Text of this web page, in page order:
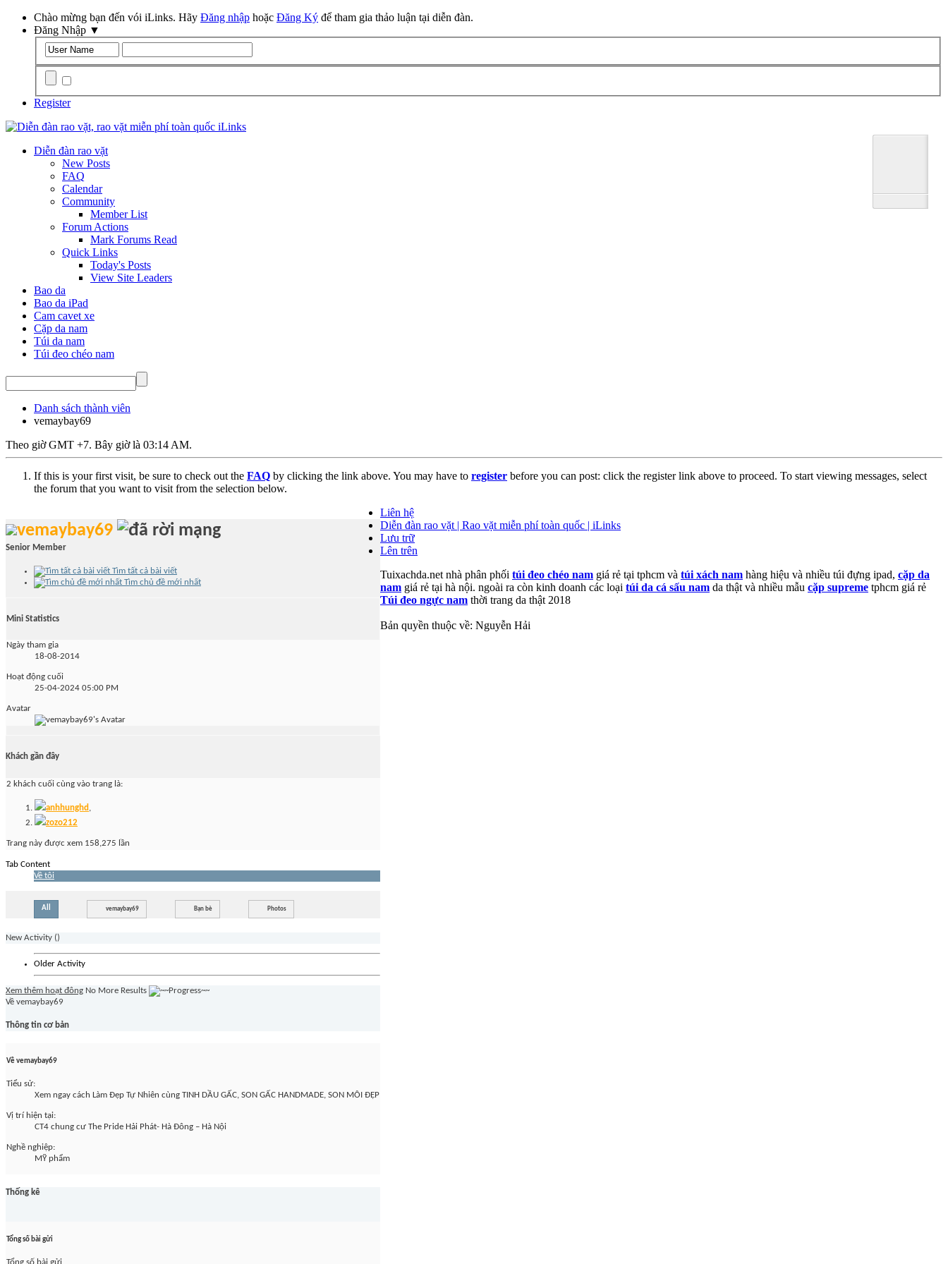
Chào mừng bạn đến vói iLinks. Hãy Đăng nhập hoặc Đăng Ký để tham gia thảo luận tại diễn đàn.
Đăng Nhập ▼
Register
Diễn đàn rao vặt
New Posts
FAQ
Calendar
Community
Member List
Forum Actions
Mark Forums Read
Quick Links
Today's Posts
View Site Leaders
Bao da
Bao da iPad
Cam cavet xe
Cặp da nam
Túi da nam
Túi đeo chéo nam
Danh sách thành viên
vemaybay69
Theo giờ GMT +7. Bây giờ là 03:14 AM.
If this is your first visit, be sure to check out the FAQ by clicking the link above. You may have to register before you can post: click the register link above to proceed. To start viewing messages, select
the forum that you want to visit from the selection below.
vemaybay69
Senior Member
Tìm tất cả bài viết
Tìm chủ đề mới nhất
Mini Statistics
Ngày tham gia
18-08-2014
Hoạt động cuối
25-04-2024 05:00 PM
Avatar
Khách gần đây
2 khách cuối cùng vào trang là:
anhhunghd ,
zozo212
Trang này được xem 158,275 lần
Tab Content
Về tôi
All vemaybay69 Bạn bè Photos
New Activity ()
Older Activity
Xem thêm hoạt đông No More Results
Về vemaybay69
Thông tin cơ bản
Về vemaybay69
Tiểu sử:
Xem ngay cách Làm Đẹp Tự Nhiên cùng TINH DẦU GẤC, SON GẤC HANDMADE, SON MÔI ĐẸP
Vị trí hiện tại:
CT4 chung cư The Pride Hải Phát- Hà Đông – Hà Nội
Nghề nghiệp:
MỸ phẩm
Thống kê
Tổng số bài gửi
Liên hệ
Diễn đàn rao vặt | Rao vặt miễn phí toàn quốc | iLinks
Lưu trữ
Lên trên
Tuixachda.net nhà phân phối túi đeo chéo nam giá rẻ tại tphcm và túi xách nam hàng hiệu và nhiều túi đựng ipad, cặp da
nam giá rẻ tại hà nội. ngoài ra còn kinh doanh các loại túi da cá sấu nam da thật và nhiều mẫu cặp supreme tphcm giá rẻ
Túi đeo ngực nam thời trang da thật 2018
Bản quyền thuộc về: Nguyễn Hải